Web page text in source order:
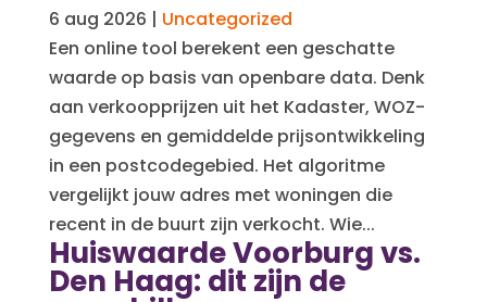
6 aug 2026 | Uncategorized
Een online tool berekent een geschatte
waarde op basis van openbare data. Denk
aan verkoopprijzen uit het Kadaster, WOZ-
gegevens en gemiddelde prijsontwikkeling
in een postcodegebied. Het algoritme
vergelijkt jouw adres met woningen die
recent in de buurt zijn verkocht. Wie...
Huiswaarde Voorburg vs.
Den Haag: dit zijn de